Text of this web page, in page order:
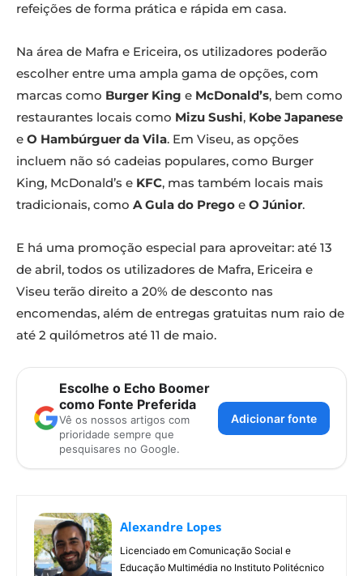
refeições de forma prática e rápida em casa.
Na área de Mafra e Ericeira, os utilizadores poderão
escolher entre uma ampla gama de opções, com
marcas como Burger King e McDonald’s, bem como
restaurantes locais como Mizu Sushi, Kobe Japanese
e O Hambúrguer da Vila. Em Viseu, as opções
incluem não só cadeias populares, como Burger
King, McDonald’s e KFC, mas também locais mais
tradicionais, como A Gula do Prego e O Júnior.
E há uma promoção especial para aproveitar: até 13
de abril, todos os utilizadores de Mafra, Ericeira e
Viseu terão direito a 20% de desconto nas
encomendas, além de entregas gratuitas num raio de
até 2 quilómetros até 11 de maio.
Escolhe o Echo Boomer
como Fonte Preferida
Vê os nossos artigos com
prioridade sempre que
pesquisares no Google.
Adicionar fonte
Alexandre Lopes
Licenciado em Comunicação Social e
Educação Multimédia no Instituto Politécnico